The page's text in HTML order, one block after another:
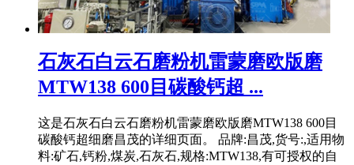
石灰石白云石磨粉机雷蒙磨欧版磨
MTW138 600目碳酸钙超 ...
这是石灰石白云石磨粉机雷蒙磨欧版磨MTW138 600目
碳酸钙超细磨昌茂的详细页面。 品牌:昌茂,货号:,适用物
料:矿石,钙粉,煤炭,石灰石,规格:MTW138,有可授权的自